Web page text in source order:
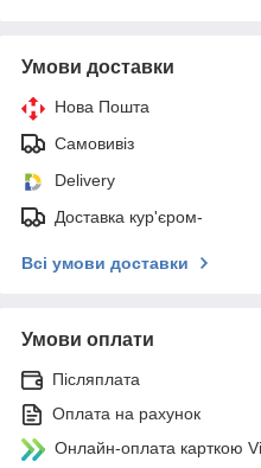
Умови доставки
Нова Пошта
Самовивіз
Delivery
Доставка кур'єром-
Всі умови доставки
Умови оплати
Післяплата
Оплата на рахунок
Онлайн-оплата карткою